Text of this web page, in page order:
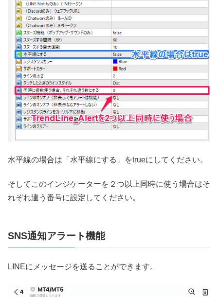
水平線の場合は「水平線にする」をtrueにしてください。
そしてこのインジケーターを２つ以上同時に使う場合はそ
れぞれ違う番号に設定してください。
SNS通知アラート機能
LINEにメッセージを送ることができます。